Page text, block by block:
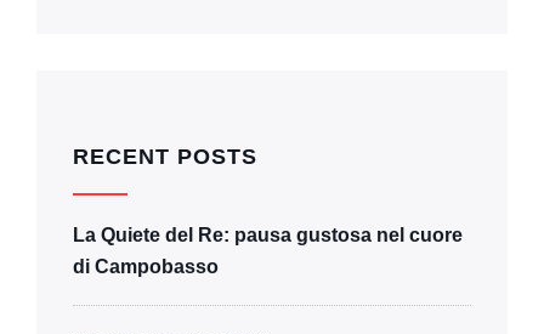
RECENT POSTS
La Quiete del Re: pausa gustosa nel cuore
di Campobasso